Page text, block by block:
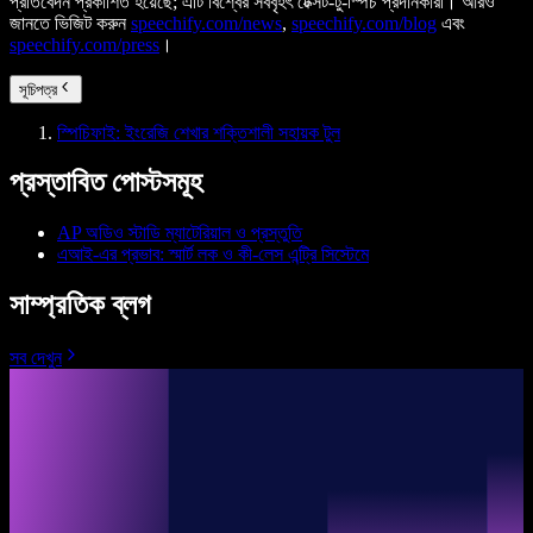
জানতে ভিজিট করুনspeechify.com/news, speechify.com/blog এবং
speechify.com/press ।
সূচিপত্র
স্পিচিফাই: ইংরেজি শেখার শক্তিশালী সহায়ক টুল
প্রস্তাবিত পোস্টসমূহ
AP অডিও স্টাডি ম্যাটেরিয়াল ও প্রস্তুতি
এআই-এর প্রভাব: স্মার্ট লক ও কী-লেস এন্ট্রি সিস্টেমে
সাম্প্রতিক ব্লগ
সব দেখুন